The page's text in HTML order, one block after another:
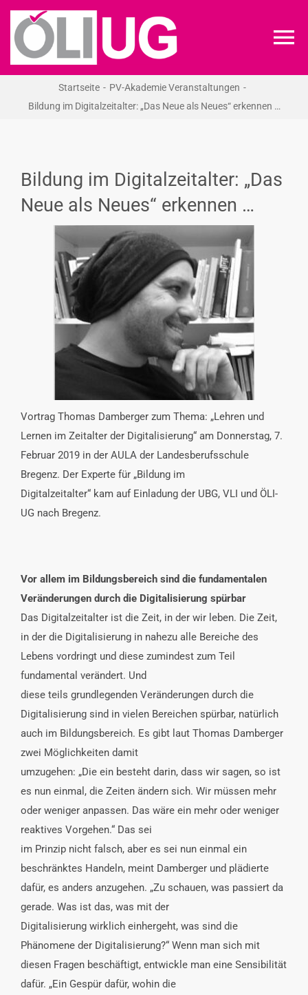
Zum
Inhalt
springen
NEWS
VERANSTALTUNGEN
INTERESSENSVERTRETUNG
KONTAKT
Startseite
PV-Akademie Veranstaltungen
Bildung im Digitalzeitalter: „Das Neue als Neues“ erkennen …
Bildung im Digitalzeitalter: „Das
Neue als Neues“ erkennen …
Vortrag Thomas Damberger zum Thema: „Lehren und
Lernen im Zeitalter der Digitalisierung“ am Donnerstag, 7.
Februar 2019 in der AULA der Landesberufsschule
Bregenz. Der Experte für „Bildung im
Digitalzeitalter“ kam auf Einladung der UBG, VLI und ÖLI-
UG nach Bregenz.
Vor allem im Bildungsbereich sind die fundamentalen
Veränderungen durch die Digitalisierung spürbar
Das Digitalzeitalter ist die Zeit, in der wir leben. Die Zeit,
in der die Digitalisierung in nahezu alle Bereiche des
Lebens vordringt und diese zumindest zum Teil
fundamental verändert. Und
diese teils grundlegenden Veränderungen durch die
Digitalisierung sind in vielen Bereichen spürbar, natürlich
auch im Bildungsbereich. Es gibt laut Thomas Damberger
zwei Möglichkeiten damit
umzugehen: „Die ein besteht darin, dass wir sagen, so ist
es nun einmal, die Zeiten ändern sich. Wir müssen mehr
oder weniger anpassen. Das wäre ein mehr oder weniger
reaktives Vorgehen.“ Das sei
im Prinzip nicht falsch, aber es sei nun einmal ein
beschränktes Handeln, meint Damberger und plädierte
dafür, es anders anzugehen. „Zu schauen, was passiert da
gerade. Was ist das, was mit der
Digitalisierung wirklich einhergeht, was sind die
Phänomene der Digitalisierung?“ Wenn man sich mit
diesen Fragen beschäftigt, entwickle man eine Sensibilität
dafür. „Ein Gespür dafür, wohin die